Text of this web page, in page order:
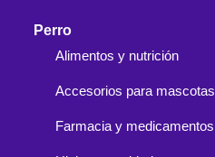
Perro
Alimentos y nutrición
Accesorios para mascotas
Farmacia y medicamentos